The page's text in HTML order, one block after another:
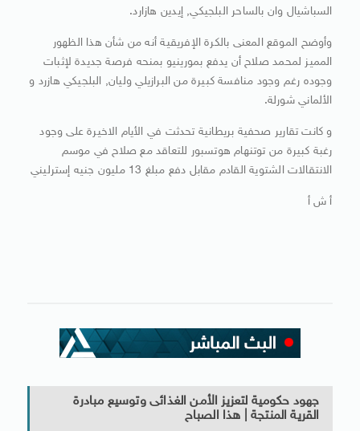
السباشيال وان بالساحر البلجيكي, إيدين هازارد.
وأوضح الموقع المعنى بالكرة الإفريقية أنه من شأن هذا الظهور
المميز لمحمد صلاح أن يدفع بمورينيو بمنحه فرصة جديدة لإثبات
وجوده رغم وجود منافسة كبيرة من البرازيلي وليان, البلجيكي هازرد و
الألماني شورلة.
و كانت تقارير صحفية بريطانية تحدثت في الأيام الاخيرة على وجود
رغبة كبيرة من توتنهام هوتسبور للتعاقد مع صلاح في موسم
الانتقالات الشتوية القادم مقابل دفع مبلغ 13 مليون جنيه إسترليني
أ ش أ
جهود حكومية لتعزيز الأمن الغذائى وتوسيع مبادرة
القرية المنتجة | هذا الصباح